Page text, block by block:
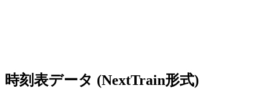
時刻表データ (NextTrain形式)